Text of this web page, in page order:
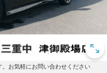
お気軽にお問い合わせください